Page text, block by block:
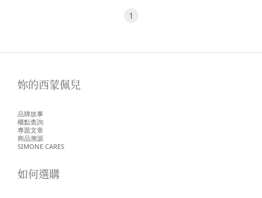
1
妳的西蒙佩兒
品牌故事
櫃點查詢
專題文章
商品溯源
SIMONE CARES
如何選購